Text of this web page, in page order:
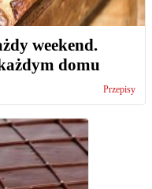
weekend.
domu
Przepisy